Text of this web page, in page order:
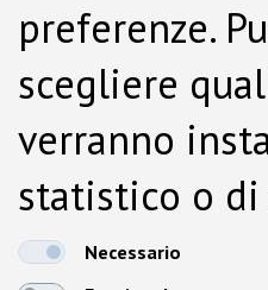
preferenze.
scegliere
verranno
statistico o di
dalla Cookie
Necessario